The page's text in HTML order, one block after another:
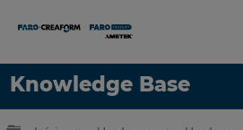
Knowledge Base
Idioma